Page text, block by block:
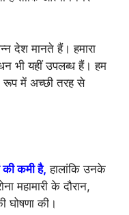
देश मानते हैं। हमारा
भी यहीं उपलब्ध हैं। हम
में अच्छी तरह से
की कमी है, हालांकि उनके
महामारी के दौरान,
घोषणा की।